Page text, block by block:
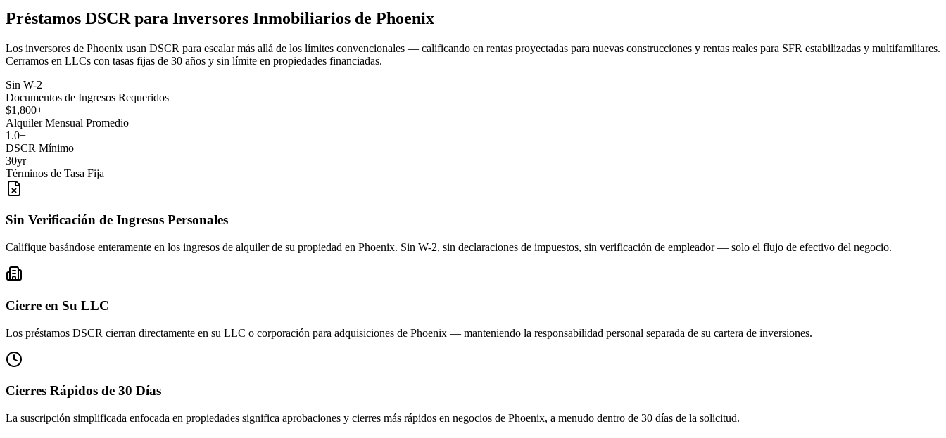
Préstamos DSCR para Inversores Inmobiliarios de Phoenix
Los inversores de Phoenix usan DSCR para escalar más allá de los límites convencionales — calificando en rentas proyectadas para nuevas construcciones y rentas reales para SFR estabilizadas y multifamiliares.
Cerramos en LLCs con tasas fijas de 30 años y sin límite en propiedades financiadas.
Sin W-2
Documentos de Ingresos Requeridos
$1,800+
Alquiler Mensual Promedio
1.0+
DSCR Mínimo
30yr
Términos de Tasa Fija
Sin Verificación de Ingresos Personales
Califique basándose enteramente en los ingresos de alquiler de su propiedad en Phoenix. Sin W-2, sin declaraciones de impuestos, sin verificación de empleador — solo el flujo de efectivo del negocio.
Cierre en Su LLC
Los préstamos DSCR cierran directamente en su LLC o corporación para adquisiciones de Phoenix — manteniendo la responsabilidad personal separada de su cartera de inversiones.
Cierres Rápidos de 30 Días
La suscripción simplificada enfocada en propiedades significa aprobaciones y cierres más rápidos en negocios de Phoenix, a menudo dentro de 30 días de la solicitud.